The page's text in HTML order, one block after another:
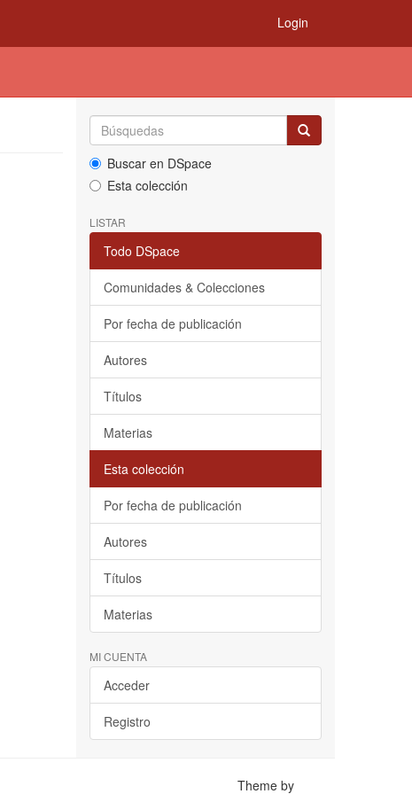
Login
Buscar en DSpace
Esta colección
LISTAR
Todo DSpace
Comunidades & Colecciones
Por fecha de publicación
Autores
Títulos
Materias
Esta colección
Por fecha de publicación
Autores
Títulos
Materias
MI CUENTA
Acceder
Registro
Theme by